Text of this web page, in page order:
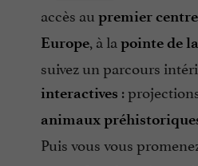
accès au premier
Europe, à la pointe de
suivez un parcours
interactives :
animaux
Puis vous vous